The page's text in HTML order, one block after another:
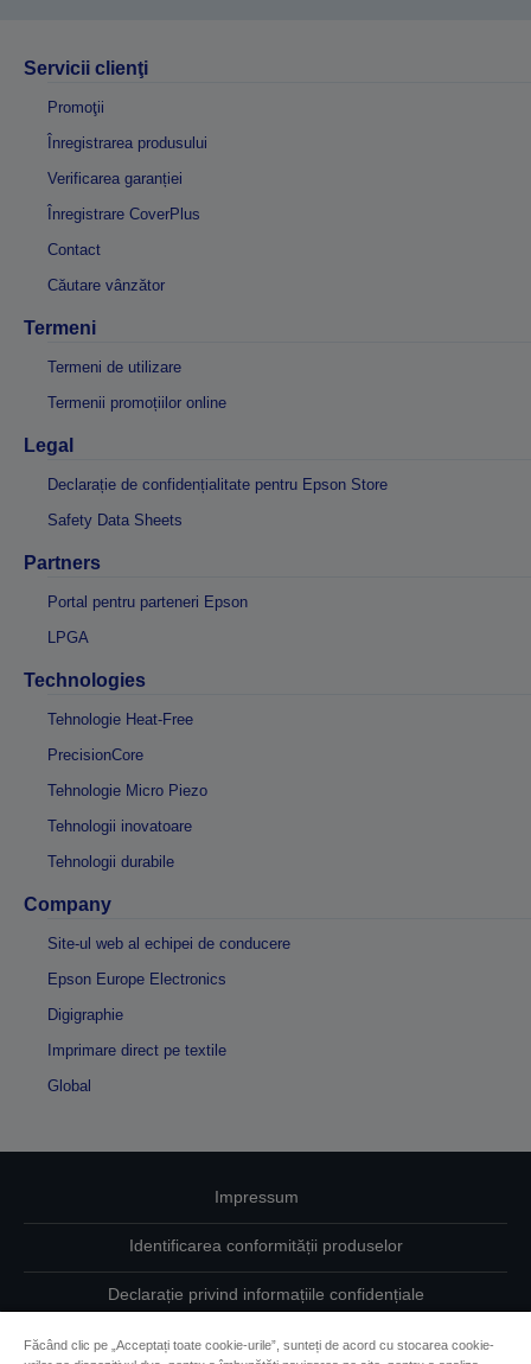
Servicii clienţi
Promoţii
Înregistrarea produsului
Verificarea garanției
Înregistrare CoverPlus
Contact
Căutare vânzător
Termeni
Termeni de utilizare
Termenii promoțiilor online
Legal
Declarație de confidențialitate pentru Epson Store
Safety Data Sheets
Partners
Portal pentru parteneri Epson
LPGA
Technologies
Tehnologie Heat-Free
PrecisionCore
Tehnologie Micro Piezo
Tehnologii inovatoare
Tehnologii durabile
Company
Site-ul web al echipei de conducere
Epson Europe Electronics
Digigraphie
Imprimare direct pe textile
Global
Impressum
Identificarea conformității produselor
Declarație privind informațiile confidențiale
EU Data Act Compliance
Făcând clic pe „Acceptați toate cookie-urile”, sunteți de acord cu stocarea cookie-